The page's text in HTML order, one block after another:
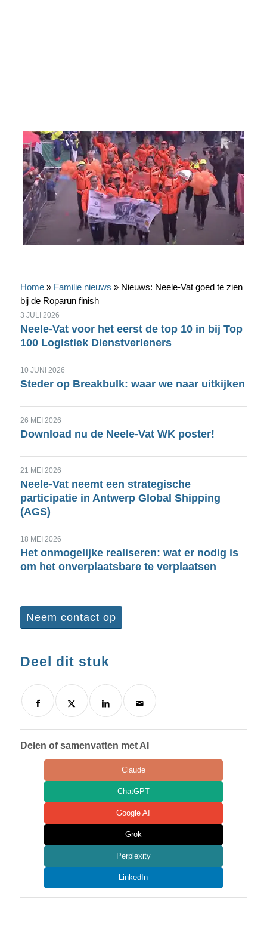
Home» Familie nieuws » Nieuws: Neele-Vat goed te zien
bij de Roparun finish
3 JULI 2026
Neele-Vat voor het eerst de top 10 in bij Top
100 Logistiek Dienstverleners
10 JUNI 2026
Steder op Breakbulk: waar we naar uitkijken
26 MEI 2026
Download nu de Neele-Vat WK poster!
21 MEI 2026
Neele-Vat neemt een strategische
participatie in Antwerp Global Shipping
(AGS)
18 MEI 2026
Het onmogelijke realiseren: wat er nodig is
om het onverplaatsbare te verplaatsen
Neem contact op
Deel dit stuk
Delen of samenvatten met AI
Claude
ChatGPT
Google AI
Grok
Perplexity
LinkedIn